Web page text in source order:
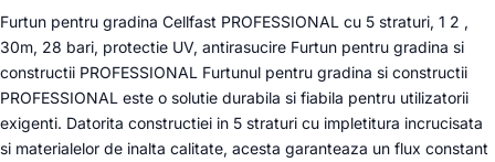
bari,
protectie
UV,
antirasucire
Furtun pentru gradina Cellfast PROFESSIONAL cu 5 straturi, 1 2 ,
30m, 28 bari, protectie UV, antirasucire Furtun pentru gradina si
constructii PROFESSIONAL Furtunul pentru gradina si constructii
PROFESSIONAL este o solutie durabila si fiabila pentru utilizatorii
exigenti. Datorita constructiei in 5 straturi cu impletitura incrucisata
si materialelor de inalta calitate, acesta garanteaza un flux constant